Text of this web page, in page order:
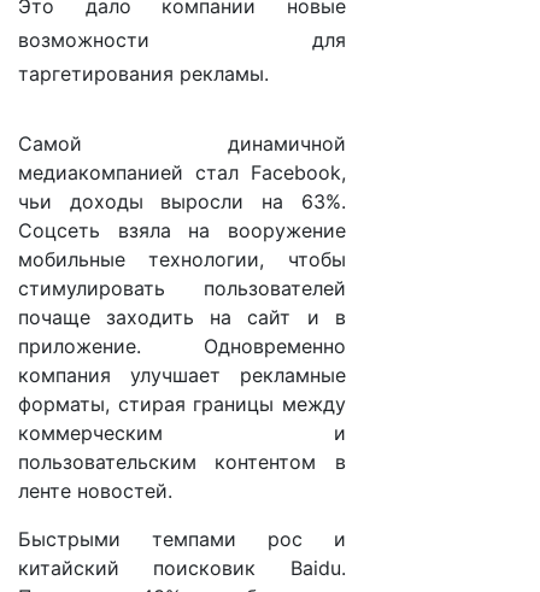
Это дало компании новые
возможности для
таргетирования рекламы.
Самой динамичной
медиакомпанией стал Facebook,
чьи доходы выросли на 63%.
Соцсеть взяла на вооружение
мобильные технологии, чтобы
стимулировать пользователей
почаще заходить на сайт и в
приложение. Одновременно
компания улучшает рекламные
форматы, стирая границы между
коммерческим и
пользовательским контентом в
ленте новостей.
Быстрыми темпами рос и
китайский поисковик Baidu.